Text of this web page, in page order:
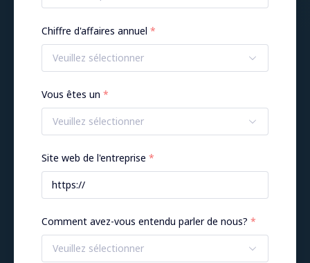
Chiffre d'affaires annuel
Veuillez sélectionner
Vous êtes un
Veuillez sélectionner
Site web de l'entreprise
Comment avez-vous entendu parler de nous?
Veuillez sélectionner